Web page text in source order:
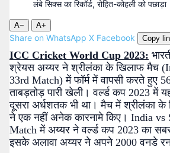
A− A+
Share on WhatsApp X Facebook Copy
ICC Cricket World Cup 2023:
श्रेयस अय्यर ने श्रीलंका के खिलाफ मैच
33rd Match) में फॉर्म में वापसी करते हुए
ताबड़तोड़ पारी खेली। वर्ल्ड कप 2023 में
दूसरा अर्धशतक भी था। मैच में श्रीलंका के
ने एक नहीं अनेक कारनामे किए। India vs
Match में अय्यर ने वर्ल्ड कप 2023 का
इसके अलावा अय्यर ने अपने 2000 वनडे